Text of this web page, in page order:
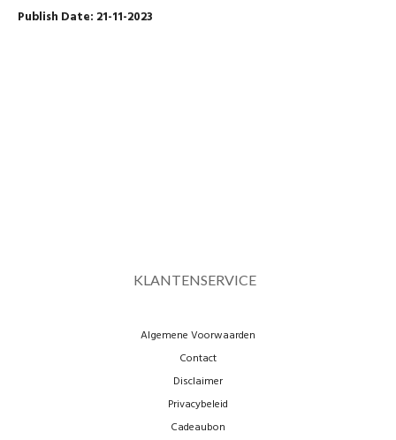
Publish Date: 21-11-2023
KLANTENSERVICE
Algemene Voorwaarden
Contact
Disclaimer
Privacybeleid
Cadeaubon